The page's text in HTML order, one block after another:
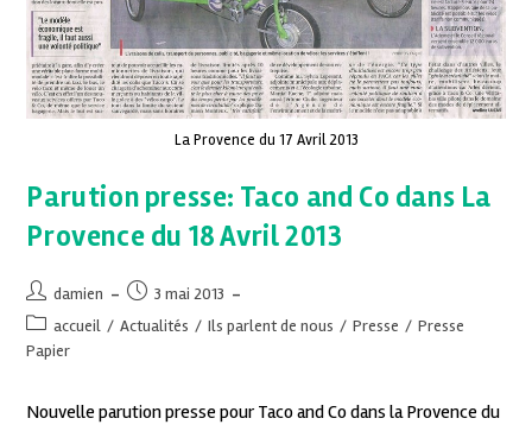
La Provence du 17 Avril 2013
Parution presse: Taco and Co dans La
Provence du 18 Avril 2013
damien
3 mai 2013
accueil / Actualités / Ils parlent de nous / Presse / Presse
Papier
Nouvelle parution presse pour Taco and Co dans la Provence du